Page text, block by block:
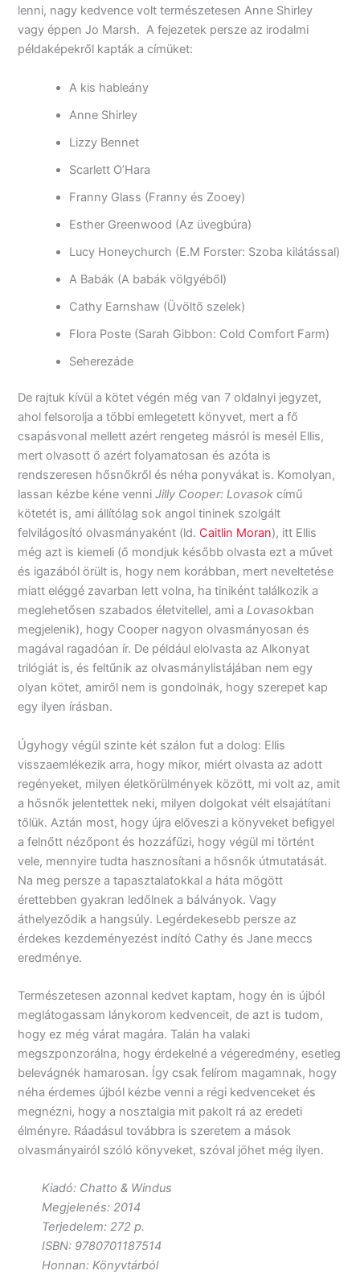
lenni, nagy kedvence volt természetesen Anne Shirley
vagy éppen Jo Marsh. A fejezetek persze az irodalmi
példaképekről kapták a címüket:
A kis hableány
Anne Shirley
Lizzy Bennet
Scarlett O’Hara
Franny Glass (Franny és Zooey)
Esther Greenwood (Az üvegbúra)
Lucy Honeychurch (E.M Forster: Szoba kilátással)
A Babák (A babák völgyéből)
Cathy Earnshaw (Üvöltő szelek)
Flora Poste (Sarah Gibbon: Cold Comfort Farm)
Seherezáde
De rajtuk kívül a kötet végén még van 7 oldalnyi jegyzet,
ahol felsorolja a többi emlegetett könyvet, mert a fő
csapásvonal mellett azért rengeteg másról is mesél Ellis,
mert olvasott ő azért folyamatosan és azóta is
rendszeresen hősnőkről és néha ponyvákat is. Komolyan,
lassan kézbe kéne venni Jilly Cooper: Lovasok című
kötetét is, ami állítólag sok angol tininek szolgált
felvilágosító olvasmányaként (ld. Caitlin Moran), itt Ellis
még azt is kiemeli (ő mondjuk később olvasta ezt a művet
és igazából örült is, hogy nem korábban, mert neveltetése
miatt eléggé zavarban lett volna, ha tiniként találkozik a
meglehetősen szabados életvitellel, ami aLovasokban
megjelenik), hogy Cooper nagyon olvasmányosan és
magával ragadóan ír. De például elolvasta az Alkonyat
trilógiát is, és feltűnik az olvasmánylistájában nem egy
olyan kötet, amiről nem is gondolnák, hogy szerepet kap
egy ilyen írásban.
Úgyhogy végül szinte két szálon fut a dolog: Ellis
visszaemlékezik arra, hogy mikor, miért olvasta az adott
regényeket, milyen életkörülmények között, mi volt az, amit
a hősnők jelentettek neki, milyen dolgokat vélt elsajátítani
tőlük. Aztán most, hogy újra előveszi a könyveket befigyel
a felnőtt nézőpont és hozzáfűzi, hogy végül mi történt
vele, mennyire tudta hasznosítani a hősnők útmutatását.
Na meg persze a tapasztalatokkal a háta mögött
érettebben gyakran ledőlnek a bálványok. Vagy
áthelyeződik a hangsúly. Legérdekesebb persze az
érdekes kezdeményezést indító Cathy és Jane meccs
eredménye.
Természetesen azonnal kedvet kaptam, hogy én is újból
meglátogassam lánykorom kedvenceit, de azt is tudom,
hogy ez még várat magára. Talán ha valaki
megszponzorálna, hogy érdekelné a végeredmény, esetleg
belevágnék hamarosan. Így csak felírom magamnak, hogy
néha érdemes újból kézbe venni a régi kedvenceket és
megnézni, hogy a nosztalgia mit pakolt rá az eredeti
élményre. Ráadásul továbbra is szeretem a mások
olvasmányairól szóló könyveket, szóval jöhet még ilyen.
Kiadó: Chatto & Windus
Megjelenés: 2014
Terjedelem: 272 p.
ISBN: 9780701187514
Honnan: Könyvtárból